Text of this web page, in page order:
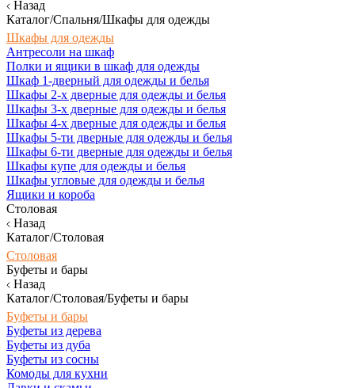
Назад
Каталог/Спальня/Шкафы для одежды
Шкафы для одежды
Антресоли на шкаф
Полки и ящики в шкаф для одежды
Шкаф 1-дверный для одежды и белья
Шкафы 2-х дверные для одежды и белья
Шкафы 3-х дверные для одежды и белья
Шкафы 4-х дверные для одежды и белья
Шкафы 5-ти дверные для одежды и белья
Шкафы 6-ти дверные для одежды и белья
Шкафы купе для одежды и белья
Шкафы угловые для одежды и белья
Ящики и короба
Столовая
Назад
Каталог/Столовая
Столовая
Буфеты и бары
Назад
Каталог/Столовая/Буфеты и бары
Буфеты и бары
Буфеты из дерева
Буфеты из дуба
Буфеты из сосны
Комоды для кухни